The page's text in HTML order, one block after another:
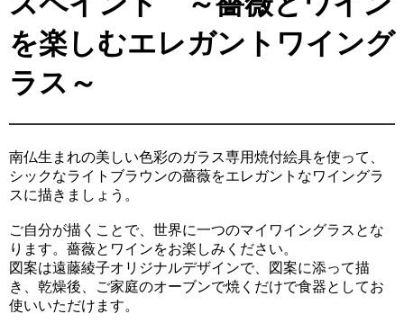
を楽しむエレガントワイング
ラス～
南仏生まれの美しい色彩のガラス専用焼付絵具を使って、
シックなライトブラウンの薔薇をエレガントなワイングラ
スに描きましょう。
ご自分が描くことで、世界に一つのマイワイングラスとな
ります。薔薇とワインをお楽しみください。
図案は遠藤綾子オリジナルデザインで、図案に添って描
き、乾燥後、ご家庭のオーブンで焼くだけで食器としてお
使いいただけます。